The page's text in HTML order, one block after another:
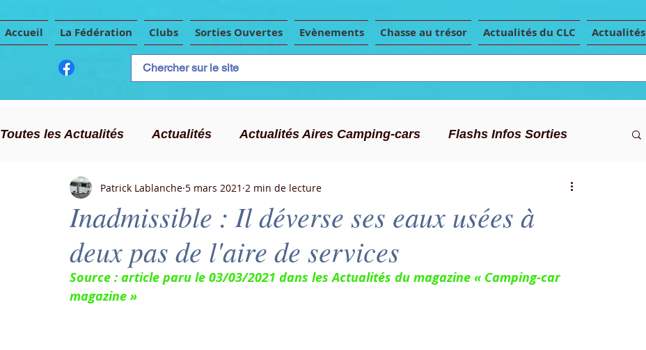
Accueil La Fédération Clubs Sorties Ouvertes Evènements Chasse au trésor Actualités du CLC Actualités
Toutes les Actualités Actualités Actualités Aires Camping-cars Flashs Infos Sorties
Publicité Evènements Importants Articles de presse
Chasse au trésor
Inadmissible : Il déverse ses eaux usées à
deux pas de l'aire de services
Patrick Lablanche 5 mars 2021 2 min de lecture
Source : article paru le 03/03/2021 dans les Actualités du magazine « Camping-car
magazine »